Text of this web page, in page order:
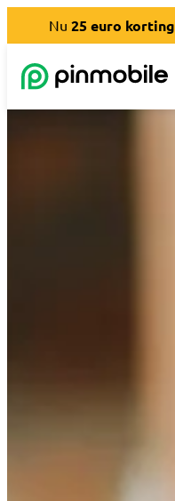
Nu 25 euro korting